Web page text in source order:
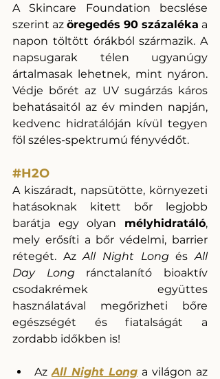
A Skincare Foundation becslése
szerint az öregedés 90 százaléka a
napon töltött órákból származik. A
napsugarak télen ugyanúgy
ártalmasak lehetnek, mint nyáron.
Védje bőrét az UV sugárzás káros
behatásaitól az év minden napján,
kedvenc hidratálóján kívül tegyen
föl széles-spektrumú fényvédőt.
#H2O
A kiszáradt, napsütötte, környezeti
hatásoknak kitett bőr legjobb
barátja egy olyan mélyhidratáló,
mely erősíti a bőr védelmi, barrier
rétegét. Az All Night Long és All
Day Long ránctalanító bioaktív
csodakrémek együttes
használatával megőrizheti bőre
egészségét és fiatalságát a
zordabb időkben is!
Az All Night Long a világon az